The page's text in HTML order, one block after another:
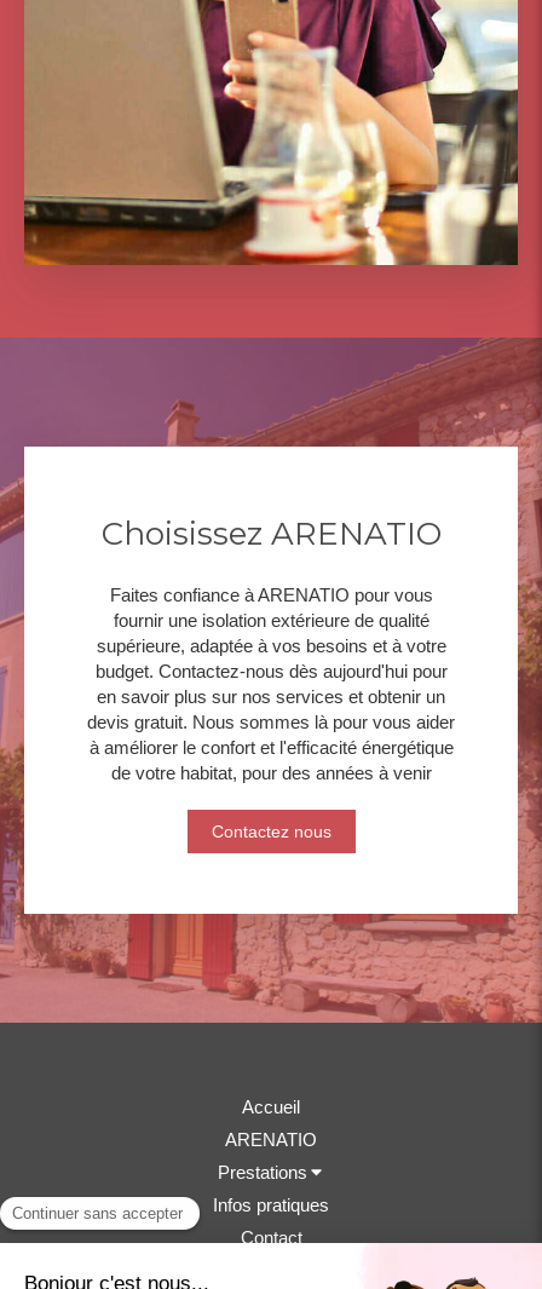
Choisissez ARENATIO
Faites confiance à ARENATIO pour vous
fournir une isolation extérieure de qualité
supérieure, adaptée à vos besoins et à votre
budget. Contactez-nous dès aujourd'hui pour
en savoir plus sur nos services et obtenir un
devis gratuit. Nous sommes là pour vous aider
à améliorer le confort et l'efficacité énergétique
de votre habitat, pour des années à venir
Contactez nous
Accueil
ARENATIO
Prestations
Infos pratiques
Contact